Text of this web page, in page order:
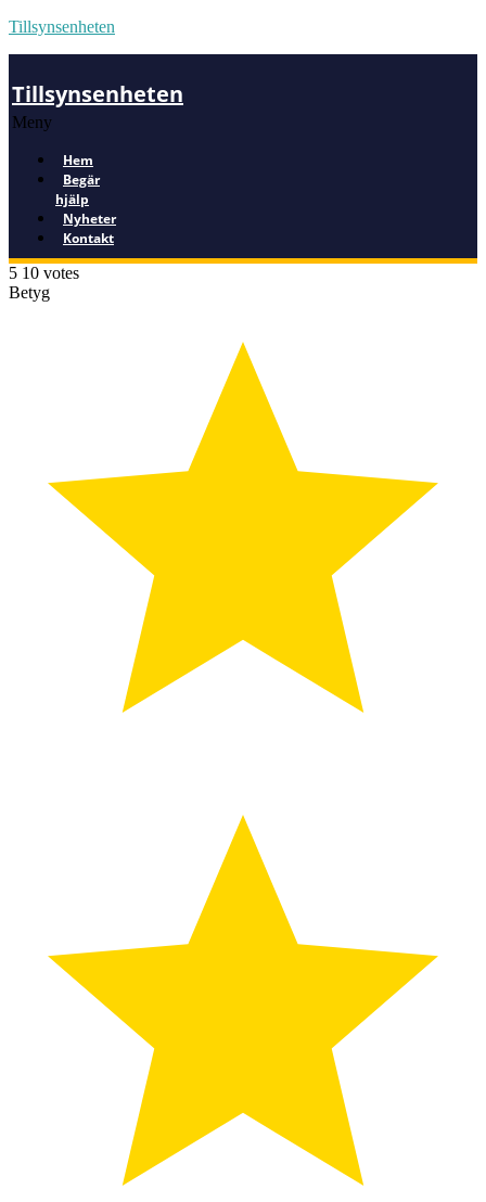
Tillsynsenheten
Tillsynsenheten
Meny
Hem
Begär
hjälp
Nyheter
Kontakt
5 10 votes
Betyg